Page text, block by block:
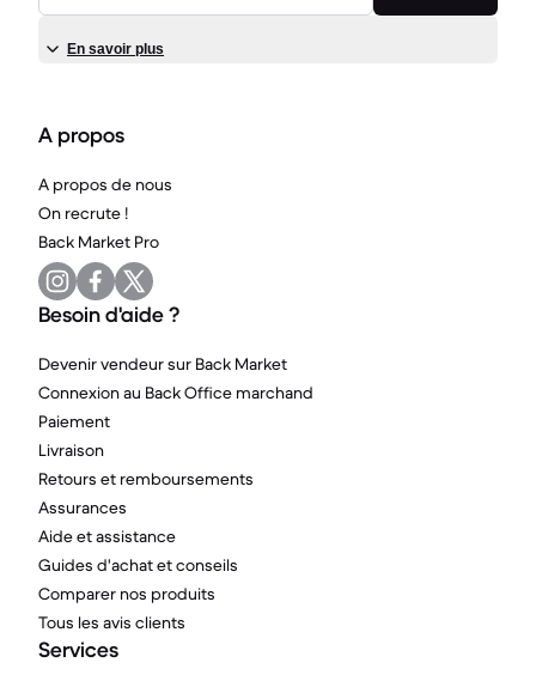
En savoir plus
A propos
A propos de nous
On recrute !
Back Market Pro
Besoin d'aide ?
Devenir vendeur sur Back Market
Connexion au Back Office marchand
Paiement
Livraison
Retours et remboursements
Assurances
Aide et assistance
Guides d'achat et conseils
Comparer nos produits
Tous les avis clients
Services